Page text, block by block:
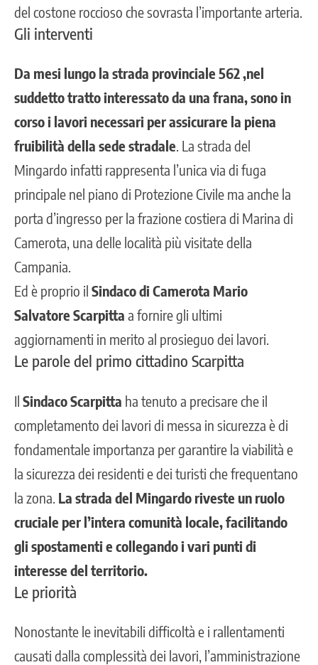
del costone roccioso che sovrasta l’importante arteria.
Gli interventi
Da mesi lungo la strada provinciale 562 ,nel
suddetto tratto interessato da una frana, sono in
corso i lavori necessari per assicurare la piena
fruibilità della sede stradale. La strada del
Mingardo infatti rappresenta l’unica via di fuga
principale nel piano di Protezione Civile ma anche la
porta d’ingresso per la frazione costiera di Marina di
Camerota, una delle località più visitate della
Campania.
Ed è proprio il Sindaco di Camerota Mario
Salvatore Scarpitta a fornire gli ultimi
aggiornamenti in merito al prosieguo dei lavori.
Le parole del primo cittadino Scarpitta
Il Sindaco Scarpitta ha tenuto a precisare che il
completamento dei lavori di messa in sicurezza è di
fondamentale importanza per garantire la viabilità e
la sicurezza dei residenti e dei turisti che frequentano
la zona. La strada del Mingardo riveste un ruolo
cruciale per l’intera comunità locale, facilitando
gli spostamenti e collegando i vari punti di
interesse del territorio.
Le priorità
Nonostante le inevitabili difficoltà e i rallentamenti
causati dalla complessità dei lavori , l’amministrazione